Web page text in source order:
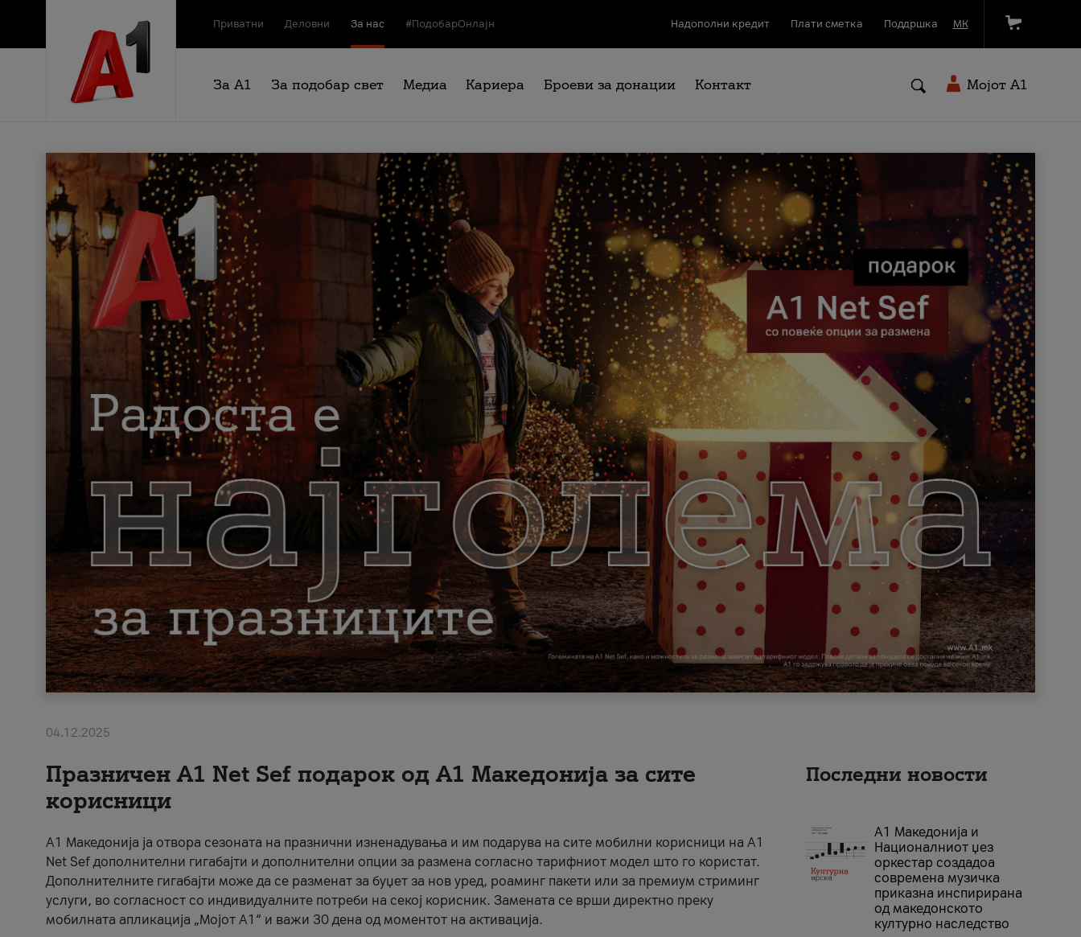
Приватни Деловни За нас #ПодобарОнлајн Надополни кредит Плати сметка Поддршка МК
За А1 За подобар свет Медиа Кариера Броеви за донации Контакт Мојот A1
04.12.2025
Празничен A1 Net Sеf подарок од А1 Македонија за сите
корисници
А1 Македонија ја отвора сезоната на празнични изненадувања и им подарува на сите мобилни корисници на A1
Net Sef дополнителни гигабајти и дополнителни опции за размена согласно тарифниот модел што го користат.
Дополнителните гигабајти може да се разменат за буџет за нов уред, роаминг пакети или за премиум стриминг
услуги, во согласност со индивидуалните потреби на секој корисник. Замената се врши директно преку
мобилната апликација „Мојот А1“ и важи 30 дена од моментот на активација.
Последни новости
А1 Македонија и
Националниот џез
оркестар создадоа
современа музичка
приказна инспирирана
од македонското
културно наследство